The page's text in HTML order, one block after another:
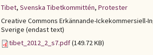
Tibet, Svenska Tibetkommittén, Protester
Creative Commons Erkännande-Ickekommersiell-
Sverige (endast text)
tibet_2012_2_s7.pdf(149.72 KB)